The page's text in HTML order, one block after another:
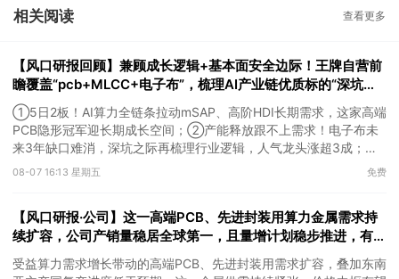
相关阅读 查看更多
【风口研报回顾】兼顾成长逻辑+基本面安全边际！王牌自营前
瞻覆盖“pcb+MLCC+电子布”，梳理AI产业链优质标的“深坑起
跳”
①5日2板！AI算力全链条拉动mSAP、高阶HDI长期需求，这家高端
PCB隐形冠军迎长期成长空间；②产能释放跟不上需求！电子布未
来3年缺口难消，深坑之际再梳理行业逻辑，人气龙头涨超3成；
③AI服务器、机器人带动MLCC景气周期持续！这家公司扩产、涨
08-07 16:13 星期五 免费
【风口研报·公司】这一高端PCB、先进封装用算力金属需求持
续扩容，公司产销量稳居全球第一，且量增计划稳步推进，有望
充分受益价格上行
受益算力需求增长带动的高端PCB、先进封装用需求扩容，叠加东南